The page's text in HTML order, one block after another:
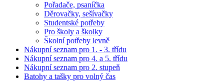
Pořadače, psaníčka
Děrovačky, sešívačky
Studentské potřeby
Pro školy a školky
Školní potřeby levně
Nákupní seznam pro 1. - 3. třídu
Nákupní seznam pro 4. a 5. třídu
Nákupní seznam pro 2. stupeň
Batohy a tašky pro volný čas